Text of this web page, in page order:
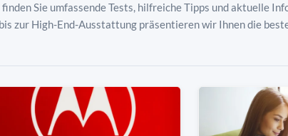
Sie umfassende Tests, hilfreiche Tipps und aktuelle
zur High-End-Ausstattung präsentieren wir Ihnen die